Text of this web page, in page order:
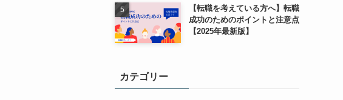
【転職を考えている方へ】転職
成功のためのポイントと注意点
【2025年最新版】
カテゴリー